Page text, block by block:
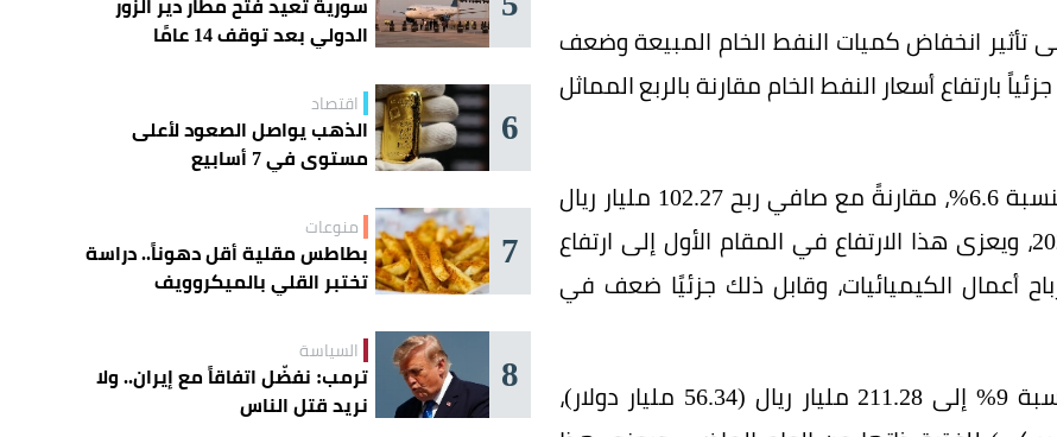
انخفاض كميات النفط الخام المبيعة وضعف
بارتفاع أسعار النفط الخام مقارنة بالربع المماثل
في حين ارتفعت أرباح الشركة على أساس فصلي بنسبة 6.6%، مقارنةً مع صافي ربح 102.27 مليار ريال
(27.27 مليار دولار أمريكي) للربع الأول من عام 2024، ويعزى هذا الارتفاع في المقام الأول إلى ارتفاع
أعمال الكيميائيات، وقابل ذلك جزئيًا ضعف في
وانخفض صافي الدخل خلال النصف الأول 2024 بنسبة 9% إلى 211.28 مليار ريال (56.34 مليار دولار)،
الدولي بعد توقف 14 عامًا
6 اقتصاد
الذهب يواصل الصعود لأعلى
مستوى في 7 أسابيع
7 منوعات
بطاطس مقلية أقل دهوناً.. دراسة
تختبر القلي بالميكروويف
8 السياسة
ترمب: نفضّل اتفاقاً مع إيران.. ولا
نريد قتل الناس